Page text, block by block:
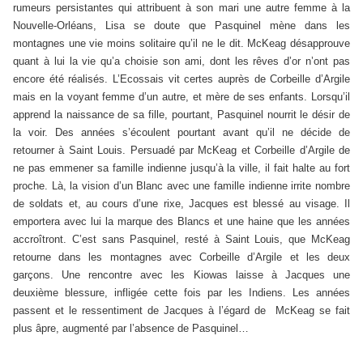
rumeurs persistantes qui attribuent à son mari une autre femme à la
Nouvelle-Orléans, Lisa se doute que Pasquinel mène dans les
montagnes une vie moins solitaire qu’il ne le dit. McKeag désapprouve
quant à lui la vie qu’a choisie son ami, dont les rêves d’or n’ont pas
encore été réalisés. L’Ecossais vit certes auprès de Corbeille d’Argile
mais en la voyant femme d’un autre, et mère de ses enfants. Lorsqu’il
apprend la naissance de sa fille, pourtant, Pasquinel nourrit le désir de
la voir. Des années s’écoulent pourtant avant qu’il ne décide de
retourner à Saint Louis. Persuadé par McKeag et Corbeille d’Argile de
ne pas emmener sa famille indienne jusqu’à la ville, il fait halte au fort
proche. Là, la vision d’un Blanc avec une famille indienne irrite nombre
de soldats et, au cours d’une rixe, Jacques est blessé au visage. Il
emportera avec lui la marque des Blancs et une haine que les années
accroîtront. C’est sans Pasquinel, resté à Saint Louis, que McKeag
retourne dans les montagnes avec Corbeille d’Argile et les deux
garçons. Une rencontre avec les Kiowas laisse à Jacques une
deuxième blessure, infligée cette fois par les Indiens. Les années
passent et le ressentiment de Jacques à l’égard de McKeag se fait
plus âpre, augmenté par l’absence de Pasquinel…